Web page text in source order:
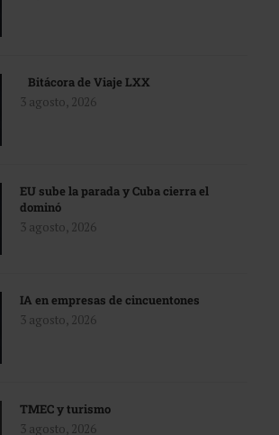
Bitácora de Viaje LXX
3 agosto, 2026
EU sube la parada y Cuba cierra el
dominó
3 agosto, 2026
IA en empresas de cincuentones
3 agosto, 2026
TMEC y turismo
3 agosto, 2026